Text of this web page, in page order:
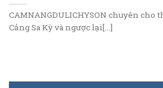
CAMNANGDULICHYSON chuyên cho
Cảng Sa Kỳ và ngược lại[...]